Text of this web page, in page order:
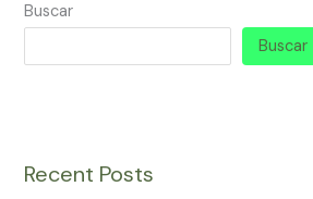
Buscar
Buscar
Recent Posts